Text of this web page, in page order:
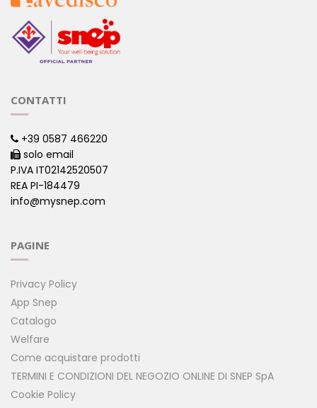
CONTATTI
+39 0587 466220
solo email
P.IVA IT02142520507
REA PI-184479
info@mysnep.com
PAGINE
Privacy Policy
App Snep
Catalogo
Welfare
Come acquistare prodotti
TERMINI E CONDIZIONI DEL NEGOZIO ONLINE DI SNEP SpA
Cookie Policy